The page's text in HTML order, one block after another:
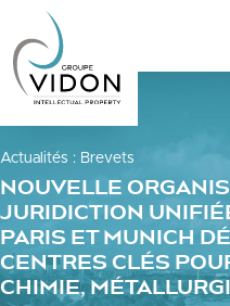
Actualités : Brevets
NOUVELLE
JURIDICTION
PARIS ET MUNICH
CENTRES CLÉS
CHIMIE,